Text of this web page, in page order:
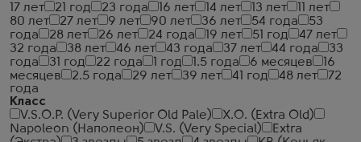
17 лет
21 год 23 года 16 лет 14 лет 13 лет
11 лет
80 лет
27 лет 9 лет 90 лет 36 лет 54 года
53
года
28 лет 26 лет 24 года 19 лет 51 год
47 лет
32 года
38 лет 46 лет 43 года 37 лет 44 года
33
года
31 год 22 года 1 год 1.5 года 6 месяцев
16
месяцев
2.5 года 29 лет 39 лет 41 год 48 лет
72
года
Класс
V.S.O.P. (Very Superior Old Pale)
X.O. (Extra Old)
Napoleon (Наполеон)
V.S. (Very Special)
Extra